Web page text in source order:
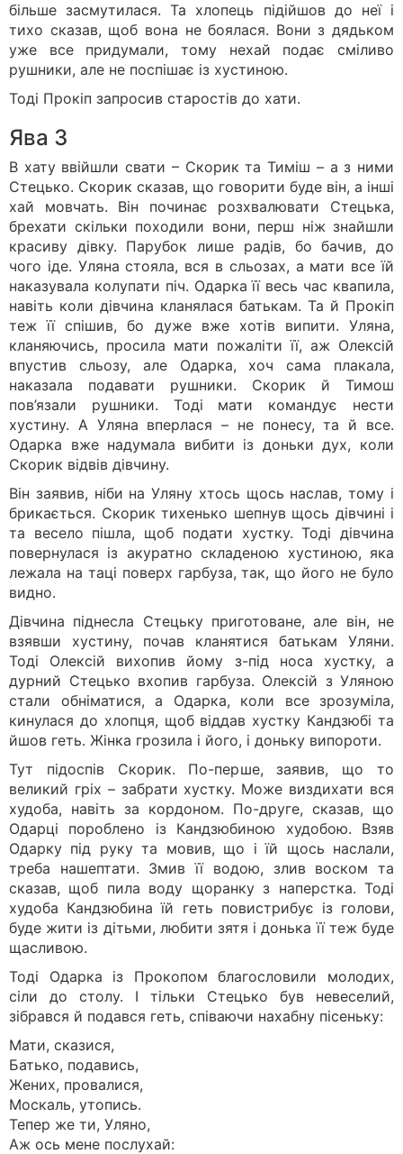
більше засмутилася. Та хлопець підійшов до неї і
тихо сказав, щоб вона не боялася. Вони з дядьком
уже все придумали, тому нехай подає сміливо
рушники, але не поспішає із хустиною.
Тоді Прокіп запросив старостів до хати.
Ява 3
В хату ввійшли свати – Скорик та Тиміш – а з ними
Стецько. Скорик сказав, що говорити буде він, а інші
хай мовчать. Він починає розхвалювати Стецька,
брехати скільки походили вони, перш ніж знайшли
красиву дівку. Парубок лише радів, бо бачив, до
чого іде. Уляна стояла, вся в сльозах, а мати все їй
наказувала колупати піч. Одарка її весь час квапила,
навіть коли дівчина кланялася батькам. Та й Прокіп
теж її спішив, бо дуже вже хотів випити. Уляна,
кланяючись, просила мати пожаліти її, аж Олексій
впустив сльозу, але Одарка, хоч сама плакала,
наказала подавати рушники. Скорик й Тимош
пов’язали рушники. Тоді мати командує нести
хустину. А Уляна вперлася – не понесу, та й все.
Одарка вже надумала вибити із доньки дух, коли
Скорик відвів дівчину.
Він заявив, ніби на Уляну хтось щось наслав, тому і
брикається. Скорик тихенько шепнув щось дівчині і
та весело пішла, щоб подати хустку. Тоді дівчина
повернулася із акуратно складеною хустиною, яка
лежала на таці поверх гарбуза, так, що його не було
видно.
Дівчина піднесла Стецьку приготоване, але він, не
взявши хустину, почав кланятися батькам Уляни.
Тоді Олексій вихопив йому з-під носа хустку, а
дурний Стецько вхопив гарбуза. Олексій з Уляною
стали обніматися, а Одарка, коли все зрозуміла,
кинулася до хлопця, щоб віддав хустку Кандзюбі та
йшов геть. Жінка грозила і його, і доньку випороти.
Тут підоспів Скорик. По-перше, заявив, що то
великий гріх – забрати хустку. Може виздихати вся
худоба, навіть за кордоном. По-друге, сказав, що
Одарці пороблено із Кандзюбиною худобою. Взяв
Одарку під руку та мовив, що і їй щось наслали,
треба нашептати. Змив її водою, злив воском та
сказав, щоб пила воду щоранку з наперстка. Тоді
худоба Кандзюбина їй геть повистрибує із голови,
буде жити із дітьми, любити зятя і донька її теж буде
щасливою.
Тоді Одарка із Прокопом благословили молодих,
сіли до столу. І тільки Стецько був невеселий,
зібрався й подався геть, співаючи нахабну пісеньку:
Мати, сказися,
Батько, подавись,
Жених, провалися,
Москаль, утопись.
Тепер же ти, Уляно,
Аж ось мене послухай: